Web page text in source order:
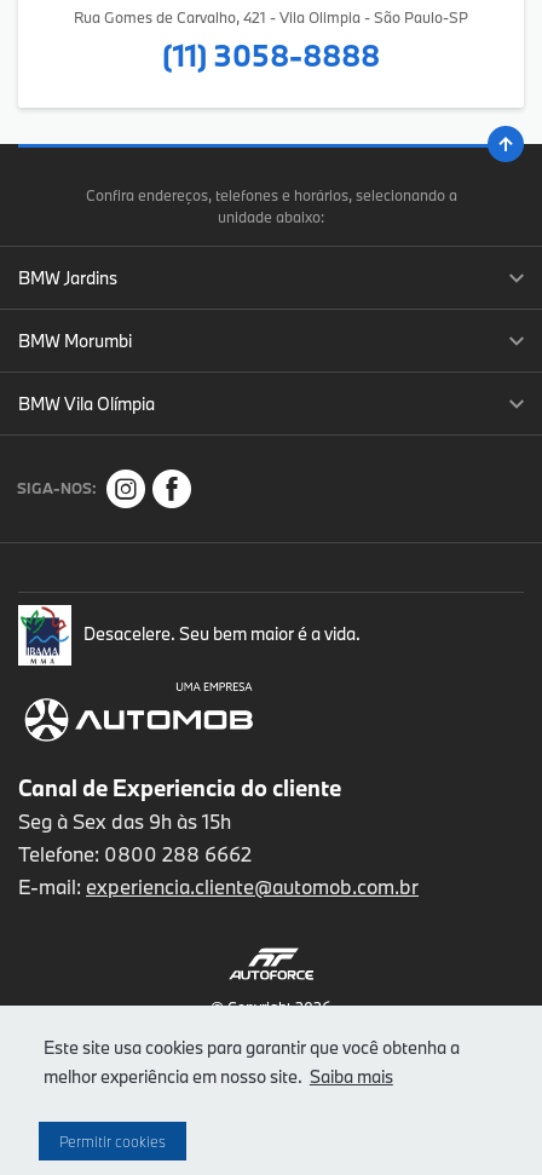
Este site usa cookies para garantir que você obtenha a
melhor experiência em nosso site. Saiba mais
Permitir cookies
Rua Gomes de Carvalho, 421 - Vila Olimpia - São Paulo-SP
(11) 3058-8888
Confira endereços, telefones e horários, selecionando a
unidade abaixo:
BMW Jardins
BMW Morumbi
BMW Vila Olímpia
SIGA-NOS:
Desacelere. Seu bem maior é a vida.
Canal de Experiencia do cliente
Seg à Sex das 9h às 15h
Telefone: 0800 288 6662
E-mail: experiencia.cliente@automob.com.br
© Copyright 2026
Como a Autostar trata os Dados Pessoais (LGPD).
Aviso de Privacidade